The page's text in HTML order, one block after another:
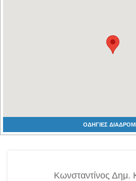
ΟΔΗΓΙΕΣ
Κωνσταντίνος Δημ.